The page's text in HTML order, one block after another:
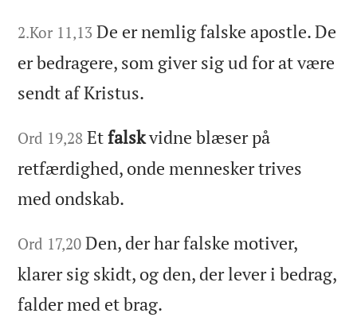
2.Kor 11,13 De er nemlig falske apostle. De
er bedragere, som giver sig ud for at være
sendt af Kristus.
Ord 19,28 Etfalskvidne blæser på
retfærdighed, onde mennesker trives
med ondskab.
Ord 17,20 Den, der har falske motiver,
klarer sig skidt, og den, der lever i bedrag,
falder med et brag.